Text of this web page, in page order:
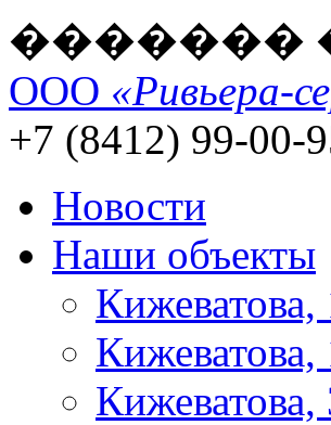
�������
ООО «Ривьера-
+7 (8412) 99-00-
Новости
Наши объекты
Кижеватова,
Кижеватова,
Кижеватова,